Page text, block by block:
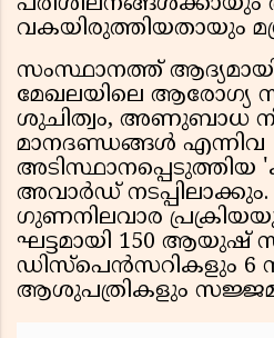
വകയിരുത്തിയതായും
സംസ്ഥാനത്ത്
മേഖലയിലെ ആരോഗ്യ
ശുചിത്വം, അണുബാധ
മാനദണ്ഡങ്ങള്‍ എന്നിവ
അടിസ്ഥാനപ്പെടുത്തിയ
അവാര്‍ഡ്
ഗുണനിലവാര
ഘട്ടമായി 150 ആയുഷ്
ഡിസ്പെന്‍സറികളും
ആശുപത്രികളും